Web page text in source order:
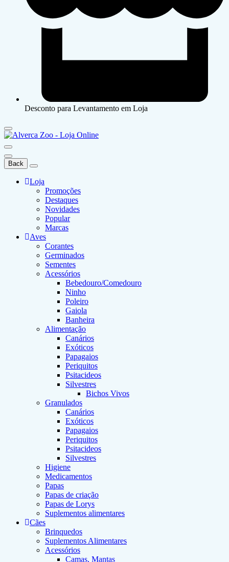
Desconto para Levantamento em Loja
Back
Loja
Promoções
Destaques
Novidades
Popular
Marcas
Aves
Corantes
Germinados
Sementes
Acessórios
Bebedouro/Comedouro
Ninho
Poleiro
Gaiola
Banheira
Alimentação
Canários
Exóticos
Papagaios
Periquitos
Psitacideos
Silvestres
Bichos Vivos
Granulados
Canários
Exóticos
Papagaios
Periquitos
Psitacideos
Silvestres
Higiene
Medicamentos
Papas
Papas de criação
Papas de Lorys
Suplementos alimentares
Cães
Brinquedos
Suplementos Alimentares
Acessórios
Camas, Mantas